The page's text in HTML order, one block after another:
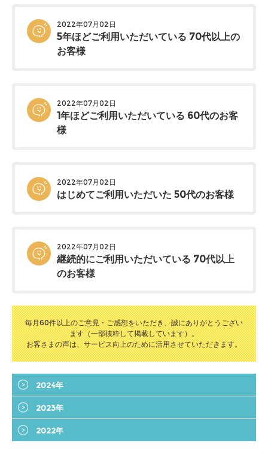
2022年07月02日
5年ほどご利用いただいている 70代以上の
お客様
2022年07月02日
1年ほどご利用いただいている 60代のお客
様
2022年07月02日
はじめてご利用いただいた 50代のお客様
2022年07月02日
継続的にご利用いただいている 70代以上
のお客様
毎月60件以上のご意見・ご感想をいただき、誠にありがとうござい
ます（一部抜粋して掲載しています）。
お客さまの声は、サービス向上のために活用させていただきます。
2024年
2023年
2022年